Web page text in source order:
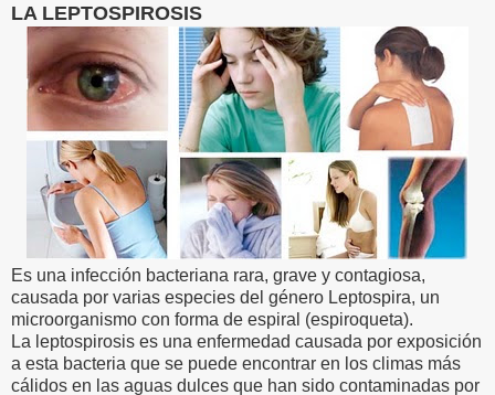
LA LEPTOSPIROSIS
Es una infección bacteriana rara, grave y contagiosa,
causada por varias especies del género Leptospira, un
microorganismo con forma de espiral (espiroqueta).
La leptospirosis es una enfermedad causada por exposición
a esta bacteria que se puede encontrar en los climas más
cálidos en las aguas dulces que han sido contaminadas por